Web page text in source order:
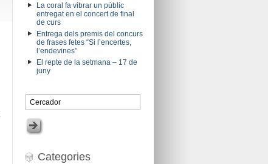
La coral fa vibrar un públic
entregat en el concert de final
de curs
Entrega dels premis del concurs
de frases fetes “Si l’encertes,
l’endevines”
El repte de la setmana – 17 de
juny
Categories